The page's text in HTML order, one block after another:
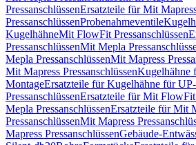
PressanschlüssenErsatzteile für Mit
PressanschlüssenProbenahmeventile
KugelhähneMit FlowFit Pressanschlüssen
PressanschlüssenMit Mepla
Mepla PressanschlüssenMit Mapress
Mit Mapress PressanschlüssenKugelhähne
MontageErsatzteile für Kugelhähne für
PressanschlüssenErsatzteile für Mit FlowFit
Mepla PressanschlüssenErsatzteile für Mit
PressanschlüssenMit Mapress
Mapress PressanschlüssenGebäude-